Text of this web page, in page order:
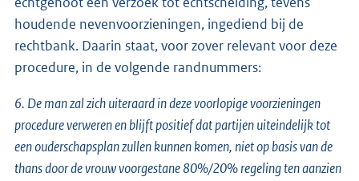
houdende nevenvoorzieningen, ingediend bij de
rechtbank. Daarin staat, voor zover relevant voor deze
procedure, in de volgende randnummers:
6. De man zal zich uiteraard in deze voorlopige voorzieningen
procedure verweren en blijft positief dat partijen uiteindelijk tot
een ouderschapsplan zullen kunnen komen, niet op basis van de
thans door de vrouw voorgestane 80%/20% regeling ten aanzien